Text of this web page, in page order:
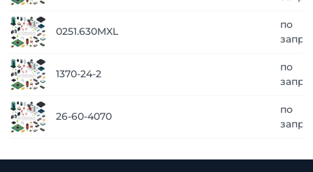
0251.630MXL
по
1370-24-2
по
26-60-4070
по